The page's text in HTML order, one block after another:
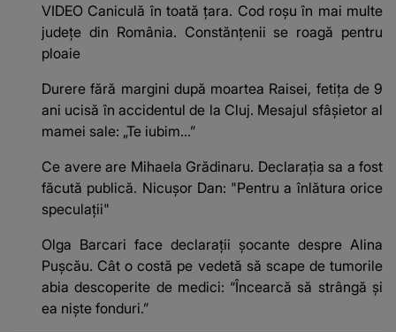
VIDEO Caniculă în toată țara. Cod roșu în mai multe
județe din România. Constănțenii se roagă pentru
ploaie
Durere fără margini după moartea Raisei, fetița de 9
ani ucisă în accidentul de la Cluj. Mesajul sfâșietor al
mamei sale: „Te iubim…”
Ce avere are Mihaela Grădinaru. Declarația sa a fost
făcută publică. Nicușor Dan: "Pentru a înlătura orice
speculații"
Olga Barcari face declarații șocante despre Alina
Pușcău. Cât o costă pe vedetă să scape de tumorile
abia descoperite de medici: “Încearcă să strângă și
ea niște fonduri.”